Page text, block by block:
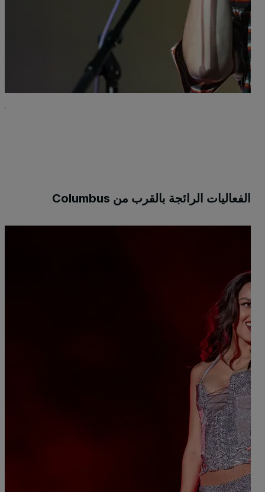
الفعاليات الرائجة بالقرب من Columbus